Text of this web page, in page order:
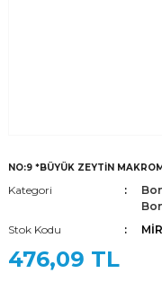
NO:9 *BÜYÜK ZEYTİN
Kategori
Stok Kodu
476,09 TL